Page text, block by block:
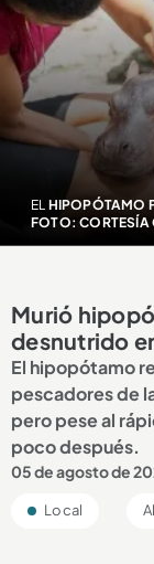
EL HIPOPÓTAMO
FOTO: CORTESÍA
Murió
desnutrido
El hipopótamo
pescadores de
pero pese al
poco después.
05 de agosto de
Local